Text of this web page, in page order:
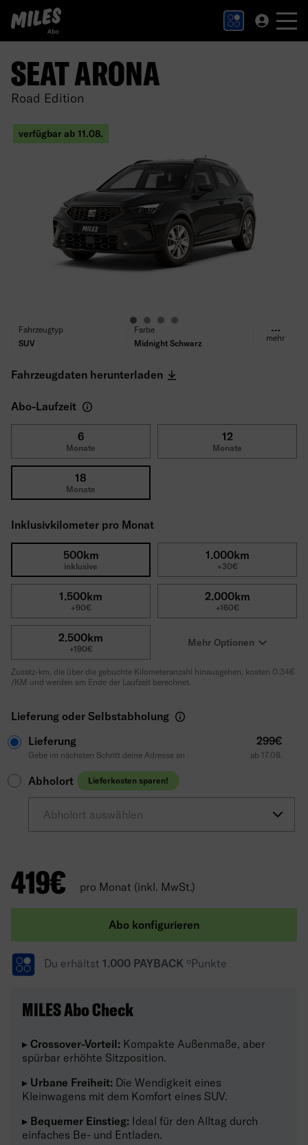
MILES Abo Logo. Zur Startseite.
SEAT ARONA
Road Edition
verfügbar ab 11.08.
Fahrzeugtyp
SUV
Farbe
Midnight Schwarz
Benzin
Automatik
Antrieb
Sitze/Türen
Leistung
85 kW (115 PS)
1.0 l TSI
Verbrauch (WLTP)
Reifen
Ganzjahresreifen
Selbstbeteiligung
Bruttolistenpreis
30.690€
mehr
Fahrzeugdaten herunterladen
Abo-Laufzeit
6
Monate
12
Monate
18
Monate
Inklusivkilometer pro Monat
500km
inklusive
1.000km
+30€
1.500km
+90€
2.000km
+160€
2.500km
+190€ Mehr Optionen
Zusatz-km, die über die gebuchte Kilometeranzahl hinausgehen, kosten 0.34€
/KM und werden am Ende der Laufzeit berechnet.
Lieferung oder Selbstabholung
Lieferung
Gebe im nächsten Schritt deine Adresse an
299€
ab 17.08.
Abholort Lieferkosten sparen!
Abholort auswählen
419€ pro Monat (inkl. MwSt.)
Abo konfigurieren
Du erhältst 1.000 PAYBACK ºPunkte
MILES Abo Check
▸ Crossover-Vorteil: Kompakte Außenmaße, aber
spürbar erhöhte Sitzposition.
▸ Urbane Freiheit: Die Wendigkeit eines
Kleinwagens mit dem Komfort eines SUV.
▸ Bequemer Einstieg: Ideal für den Alltag durch
einfaches Be- und Entladen.